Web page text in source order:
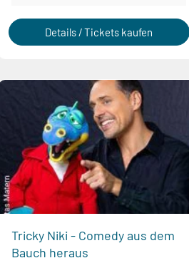
Details / Tickets kaufen
Tricky Niki - Comedy aus dem
Bauch heraus